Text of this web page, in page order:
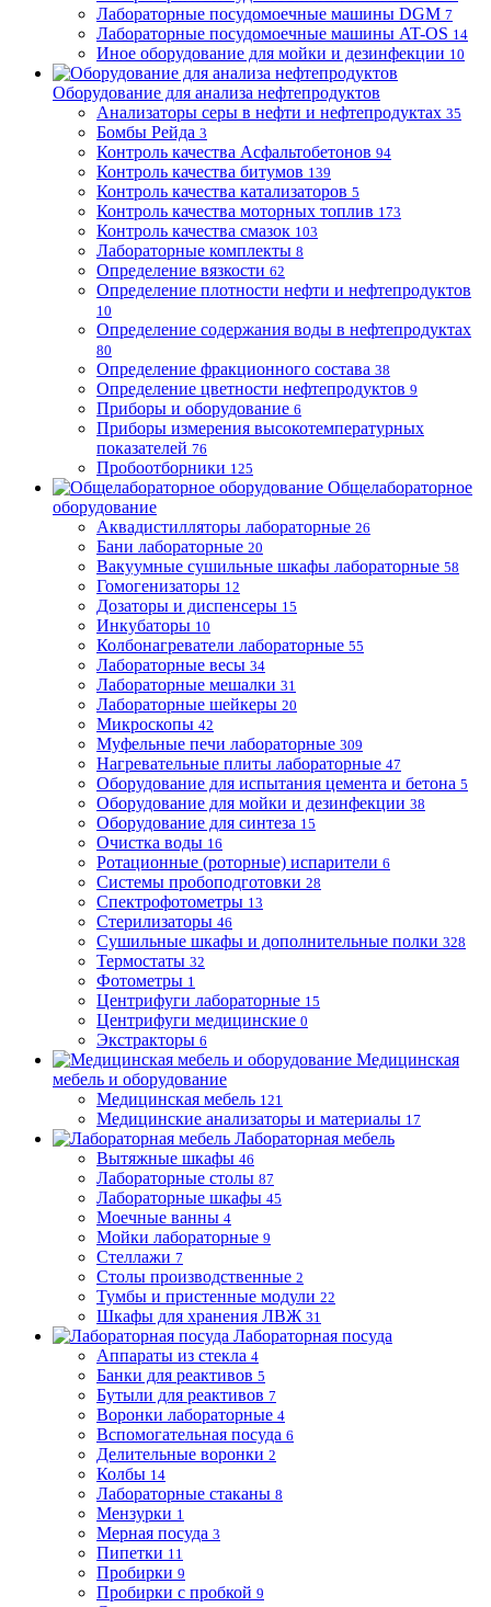
Лабораторные посудомоечные машины DGM 7
Лабораторные посудомоечные машины AT-OS 14
Иное оборудование для мойки и дезинфекции 10
Оборудование для анализа нефтепродуктов
Анализаторы серы в нефти и нефтепродуктах 35
Бомбы Рейда 3
Контроль качества Асфальтобетонов 94
Контроль качества битумов 139
Контроль качества катализаторов 5
Контроль качества моторных топлив 173
Контроль качества смазок 103
Лабораторные комплекты 8
Определение вязкости 62
Определение плотности нефти и нефтепродуктов
10
Определение содержания воды в нефтепродуктах
80
Определение фракционного состава 38
Определение цветности нефтепродуктов 9
Приборы и оборудование 6
Приборы измерения высокотемпературных
показателей 76
Пробоотборники 125
Общелабораторное
оборудование
Аквадистилляторы лабораторные 26
Бани лабораторные 20
Вакуумные сушильные шкафы лабораторные 58
Гомогенизаторы 12
Дозаторы и диспенсеры 15
Инкубаторы 10
Колбонагреватели лабораторные 55
Лабораторные весы 34
Лабораторные мешалки 31
Лабораторные шейкеры 20
Микроскопы 42
Муфельные печи лабораторные 309
Нагревательные плиты лабораторные 47
Оборудование для испытания цемента и бетона 5
Оборудование для мойки и дезинфекции 38
Оборудование для синтеза 15
Очистка воды 16
Ротационные (роторные) испарители 6
Системы пробоподготовки 28
Спектрофотометры 13
Стерилизаторы 46
Сушильные шкафы и дополнительные полки 328
Термостаты 32
Фотометры 1
Центрифуги лабораторные 15
Центрифуги медицинские 0
Экстракторы 6
Медицинская
мебель и оборудование
Медицинская мебель 121
Медицинские анализаторы и материалы 17
Лабораторная мебель
Вытяжные шкафы 46
Лабораторные столы 87
Лабораторные шкафы 45
Моечные ванны 4
Мойки лабораторные 9
Стеллажи 7
Столы производственные 2
Тумбы и пристенные модули 22
Шкафы для хранения ЛВЖ 31
Лабораторная посуда
Аппараты из стекла 4
Банки для реактивов 5
Бутыли для реактивов 7
Воронки лабораторные 4
Вспомогательная посуда 6
Делительные воронки 2
Колбы 14
Лабораторные стаканы 8
Мензурки 1
Мерная посуда 3
Пипетки 11
Пробирки 9
Пробирки с пробкой 9